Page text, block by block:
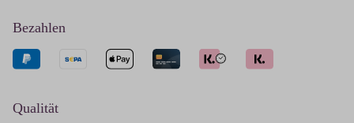
Bezahlen
Qualität